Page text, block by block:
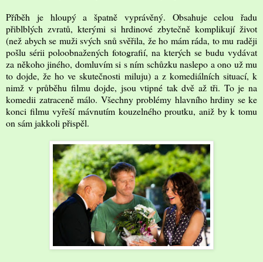
Příběh je hloupý a špatně vyprávěný. Obsahuje celou řadu
přiblblých zvratů, kterými si hrdinové zbytečně komplikují život
(než abych se muži svých snů svěřila, že ho mám ráda, to mu raději
pošlu sérii poloobnažených fotografií, na kterých se budu vydávat
za někoho jiného, domluvím si s ním schůzku naslepo a ono už mu
to dojde, že ho ve skutečnosti miluju) a z komediálních situací, k
nimž v průběhu filmu dojde, jsou vtipné tak dvě až tři. To je na
komedii zatraceně málo. Všechny problémy hlavního hrdiny se ke
konci filmu vyřeší mávnutím kouzelného proutku, aniž by k tomu
on sám jakkoli přispěl.